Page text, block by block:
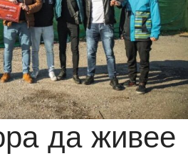
да живее